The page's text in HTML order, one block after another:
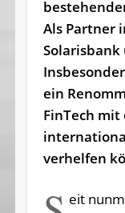
Als Partner
Solarisbank
ein
FinTech mit
verhelfen
eit